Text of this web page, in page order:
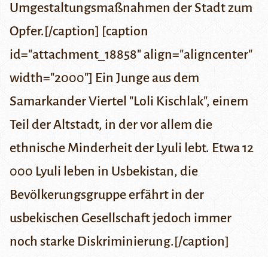
Umgestaltungsmaßnahmen der Stadt zum
Opfer.[/caption] [caption
id="attachment_18858" align="aligncenter"
width="2000"] Ein Junge aus dem
Samarkander Viertel "Loli Kischlak", einem
Teil der Altstadt, in der vor allem die
ethnische Minderheit der Lyuli lebt. Etwa 12
000 Lyuli leben in Usbekistan, die
Bevölkerungsgruppe erfährt in der
usbekischen Gesellschaft jedoch immer
noch starke Diskriminierung.[/caption]